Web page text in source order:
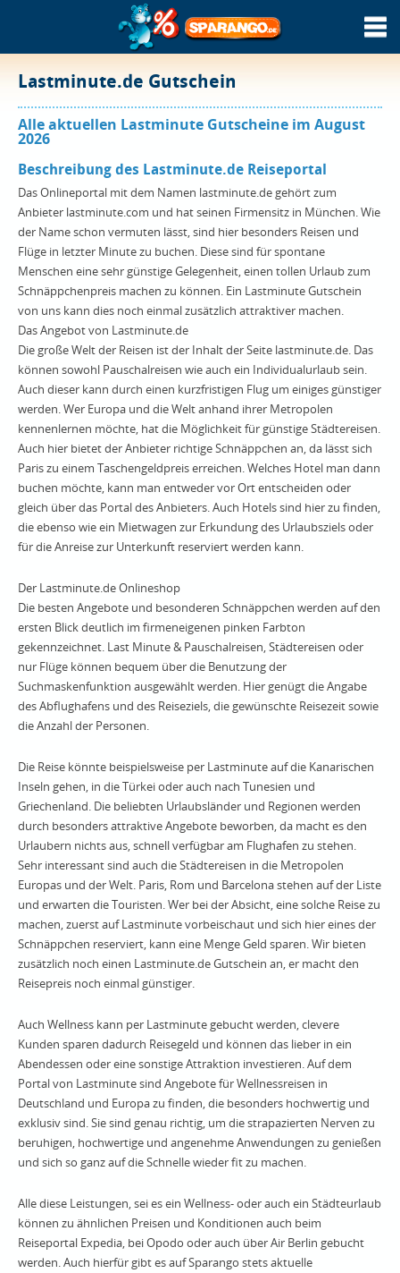
Lastminute.de Gutschein
Alle aktuellen Lastminute Gutscheine im August
2026
Beschreibung des Lastminute.de Reiseportal
Das Onlineportal mit dem Namen lastminute.de gehört zum
Anbieter lastminute.com und hat seinen Firmensitz in München. Wie
der Name schon vermuten lässt, sind hier besonders Reisen und
Flüge in letzter Minute zu buchen. Diese sind für spontane
Menschen eine sehr günstige Gelegenheit, einen tollen Urlaub zum
Schnäppchenpreis machen zu können. Ein Lastminute Gutschein
von uns kann dies noch einmal zusätzlich attraktiver machen.
Das Angebot von Lastminute.de
Die große Welt der Reisen ist der Inhalt der Seite lastminute.de. Das
können sowohl Pauschalreisen wie auch ein Individualurlaub sein.
Auch dieser kann durch einen kurzfristigen Flug um einiges günstiger
werden. Wer Europa und die Welt anhand ihrer Metropolen
kennenlernen möchte, hat die Möglichkeit für günstige Städtereisen.
Auch hier bietet der Anbieter richtige Schnäppchen an, da lässt sich
Paris zu einem Taschengeldpreis erreichen. Welches Hotel man dann
buchen möchte, kann man entweder vor Ort entscheiden oder
gleich über das Portal des Anbieters. Auch Hotels sind hier zu finden,
die ebenso wie ein Mietwagen zur Erkundung des Urlaubsziels oder
für die Anreise zur Unterkunft reserviert werden kann.
Der Lastminute.de Onlineshop
Die besten Angebote und besonderen Schnäppchen werden auf den
ersten Blick deutlich im firmeneigenen pinken Farbton
gekennzeichnet. Last Minute & Pauschalreisen, Städtereisen oder
nur Flüge können bequem über die Benutzung der
Suchmaskenfunktion ausgewählt werden. Hier genügt die Angabe
des Abflughafens und des Reiseziels, die gewünschte Reisezeit sowie
die Anzahl der Personen.
Die Reise könnte beispielsweise per Lastminute auf die Kanarischen
Inseln gehen, in die Türkei oder auch nach Tunesien und
Griechenland. Die beliebten Urlaubsländer und Regionen werden
durch besonders attraktive Angebote beworben, da macht es den
Urlaubern nichts aus, schnell verfügbar am Flughafen zu stehen.
Sehr interessant sind auch die Städtereisen in die Metropolen
Europas und der Welt. Paris, Rom und Barcelona stehen auf der Liste
und erwarten die Touristen. Wer bei der Absicht, eine solche Reise zu
machen, zuerst auf Lastminute vorbeischaut und sich hier eines der
Schnäppchen reserviert, kann eine Menge Geld sparen. Wir bieten
zusätzlich noch einen Lastminute.de Gutschein an, er macht den
Reisepreis noch einmal günstiger.
Auch Wellness kann per Lastminute gebucht werden, clevere
Kunden sparen dadurch Reisegeld und können das lieber in ein
Abendessen oder eine sonstige Attraktion investieren. Auf dem
Portal von Lastminute sind Angebote für Wellnessreisen in
Deutschland und Europa zu finden, die besonders hochwertig und
exklusiv sind. Sie sind genau richtig, um die strapazierten Nerven zu
beruhigen, hochwertige und angenehme Anwendungen zu genießen
und sich so ganz auf die Schnelle wieder fit zu machen.
Alle diese Leistungen, sei es ein Wellness- oder auch ein Städteurlaub
können zu ähnlichen Preisen und Konditionen auch beim
Reiseportal Expedia, bei Opodo oder auch über Air Berlin gebucht
werden. Auch hierfür gibt es auf Sparango stets aktuelle